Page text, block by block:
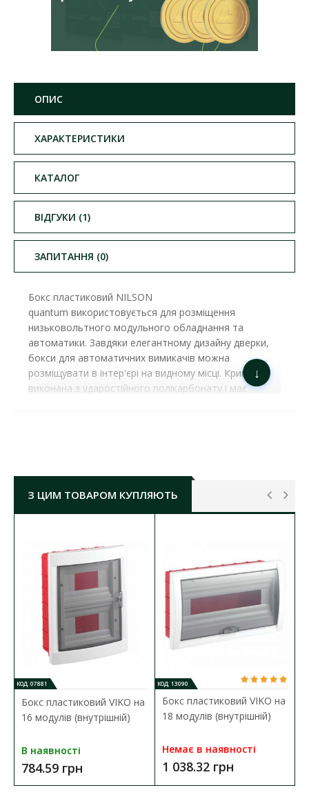
ОПИС
ХАРАКТЕРИСТИКИ
КАТАЛОГ
ВІДГУКИ (1)
ЗАПИТАННЯ (0)
Бокс пластиковий NILSON
quantum використовується для розміщення
низьковольтного модульного обладнання та
автоматики. Завдяки елегантному дизайну дверки,
бокси для автоматичних вимикачів можна
розміщувати в інтер'єрі на видному місці. Кришка
виконана з ударостійного полікарбонату і має
)ХАРАКТЕРИСТИКИ:
Тип монтажу: накладний
Кількість модулів:до 4
Дверка:
чорна непрозора
Комплектація:
шина з заземленням на
4 отвори
Стійкість до відкритих джерел вогню:
до 650°C
Температура експлуатації:
-25ºС до +60ºС
Габаритні розміри ГхШхВ: 105х170х170 мм
Ступінь захисту:
↓
З ЦИМ ТОВАРОМ КУПЛЯЮТЬ
КОД: 07881
Бокс пластиковий VIKO на
16 модулів (внутрішній)
В наявності
784.59 грн
КОД: 13090
Бокс пластиковий VIKO на
18 модулів (внутрішній)
Немає в наявності
1 038.32 грн